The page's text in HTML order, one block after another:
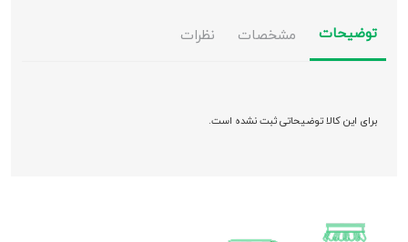
توضیحات مشخصات نظرات
برای این کالا توضیحاتی ثبت نشده است.